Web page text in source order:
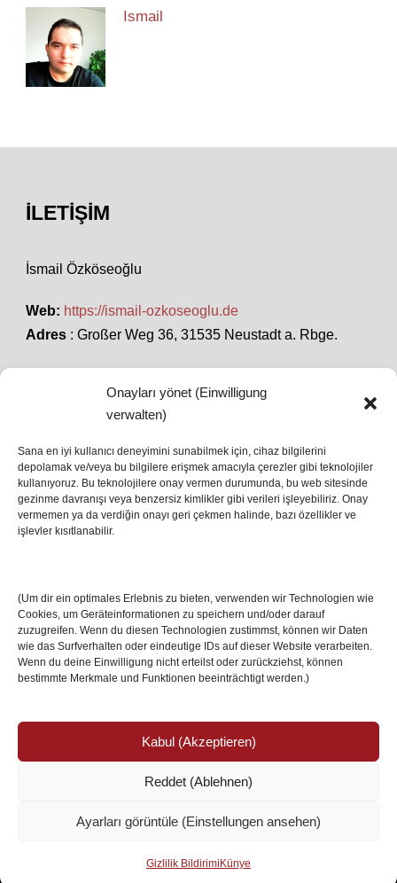
Onayları yönet (Einwilligung
verwalten)
Sana en iyi kullanıcı deneyimini sunabilmek için, cihaz bilgilerini
depolamak ve/veya bu bilgilere erişmek amacıyla çerezler gibi teknolojiler
kullanıyoruz. Bu teknolojilere onay vermen durumunda, bu web sitesinde
gezinme davranışı veya benzersiz kimlikler gibi verileri işleyebiliriz. Onay
vermemen ya da verdiğin onayı geri çekmen halinde, bazı özellikler ve
işlevler kısıtlanabilir.
(Um dir ein optimales Erlebnis zu bieten, verwenden wir Technologien wie
Cookies, um Geräteinformationen zu speichern und/oder darauf
zuzugreifen. Wenn du diesen Technologien zustimmst, können wir Daten
wie das Surfverhalten oder eindeutige IDs auf dieser Website verarbeiten.
Wenn du deine Einwilligung nicht erteilst oder zurückziehst, können
bestimmte Merkmale und Funktionen beeinträchtigt werden.)
Kabul (Akzeptieren)
Reddet (Ablehnen)
Ayarları görüntüle (Einstellungen ansehen)
Gizlilik Bildirimi Künye
Ismail
İLETIŞIM
İsmail Özköseoğlu
Web: https://ismail-ozkoseoglu.de
Adres : Großer Weg 36, 31535 Neustadt a. Rbge.
SON HABERLER
İstanbul’da Avrupa Ligi Finali: Freiburg ve Aston
Villa Boğaz’da Tarih Yazmaya Hazırlanıyor
08 May 2026
17 Nis 2026
© Copyright 2024 /Impressum/Site sahibi